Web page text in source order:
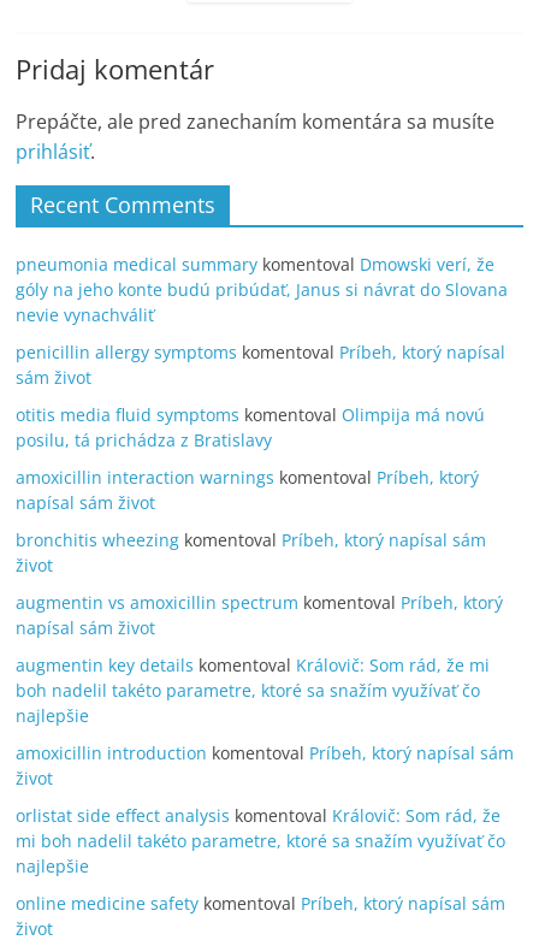
Pridaj komentár
Prepáčte, ale pred zanechaním komentára sa musíte
prihlásiť.
Recent Comments
pneumonia medical summary komentoval Dmowski verí, že
góly na jeho konte budú pribúdať, Janus si návrat do Slovana
nevie vynachváliť
penicillin allergy symptoms komentoval Príbeh, ktorý napísal
sám život
otitis media fluid symptoms komentoval Olimpija má novú
posilu, tá prichádza z Bratislavy
amoxicillin interaction warnings komentoval Príbeh, ktorý
napísal sám život
bronchitis wheezing komentoval Príbeh, ktorý napísal sám
život
augmentin vs amoxicillin spectrum komentoval Príbeh, ktorý
napísal sám život
augmentin key details komentoval Královič: Som rád, že mi
boh nadelil takéto parametre, ktoré sa snažím využívať čo
najlepšie
amoxicillin introduction komentoval Príbeh, ktorý napísal sám
život
orlistat side effect analysis komentoval Královič: Som rád, že
mi boh nadelil takéto parametre, ktoré sa snažím využívať čo
najlepšie
online medicine safety komentoval Príbeh, ktorý napísal sám
život